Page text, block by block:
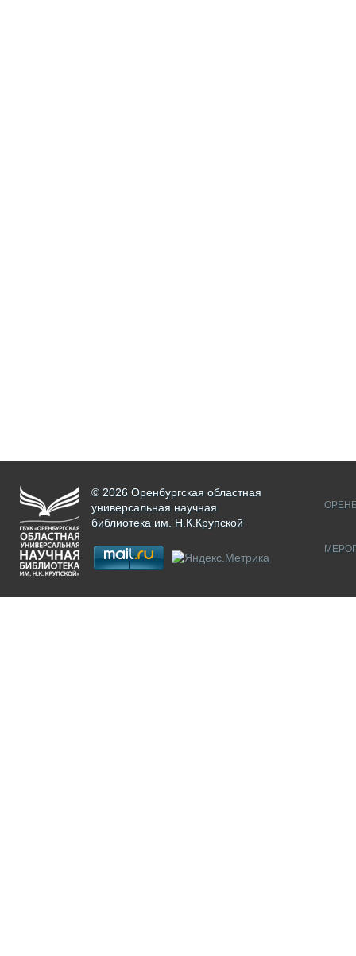
© 2026 Оренбургская областная
универсальная научная
библиотека им. Н.К.Крупской